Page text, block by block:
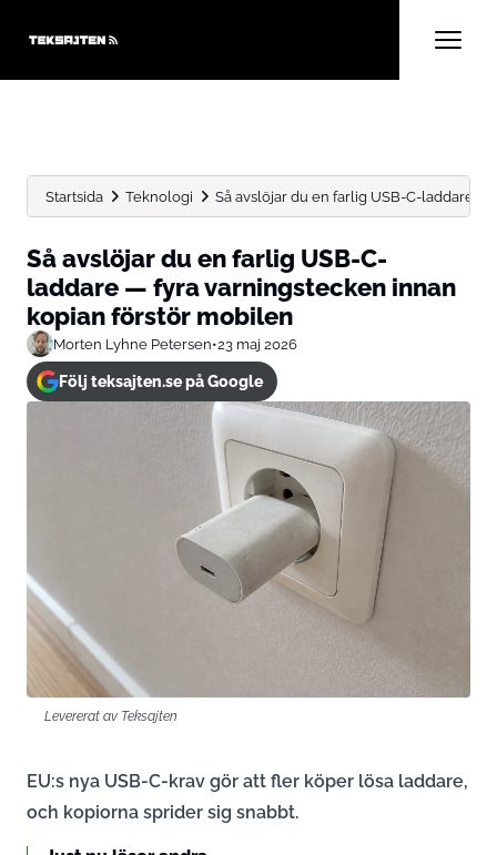
Startsida Teknologi Så avslöjar du en farlig USB-C-laddare —
Så avslöjar du en farlig USB-C-
laddare — fyra varningstecken innan
kopian förstör mobilen
Morten Lyhne Petersen•23 maj 2026
Följ teksajten.se på Google
Levererat av Teksajten
EU:s nya USB-C-krav gör att fler köper lösa laddare,
och kopiorna sprider sig snabbt.